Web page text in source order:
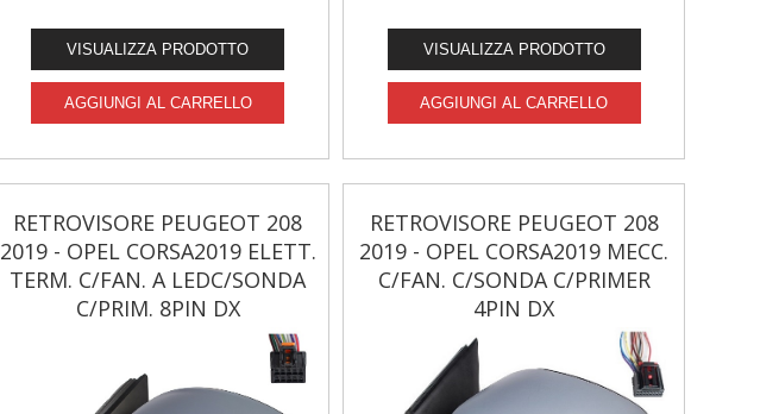
RETROVISORE PEUGEOT 208
2019 - OPEL CORSA2019 ELETT.
TERM. C/FAN. A LEDC/SONDA
C/PRIM. 8PIN DX
RETROVISORE PEUGEOT 208
2019 - OPEL CORSA2019 MECC.
C/FAN. C/SONDA C/PRIMER
4PIN DX
SPECCHIETTI PER AUTO